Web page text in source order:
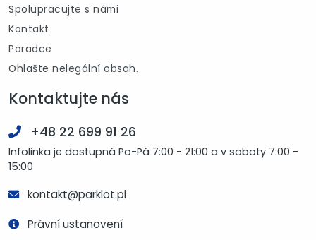
Spolupracujte s námi
Kontakt
Poradce
Ohlašte nelegální obsah.
Kontaktujte nás
+48 22 699 91 26
Infolinka je dostupná Po-Pá 7:00 - 21:00 a v soboty 7:00 -
15:00
kontakt@parklot.pl
Právní ustanovení